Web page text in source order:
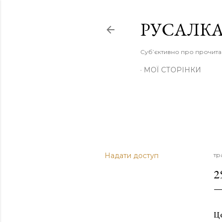
Суб’єктивно про
МОЇ СТОРІНКИ
Надати доступ